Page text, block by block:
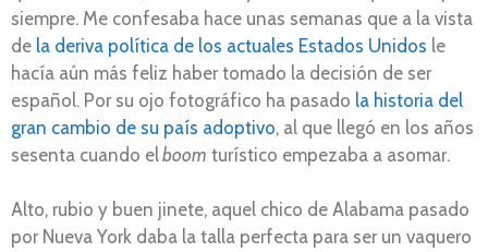
siempre. Me confesaba hace unas semanas que a la vista
de la deriva política de los actuales Estados Unidos le
hacía aún más feliz haber tomado la decisión de ser
español. Por su ojo fotográfico ha pasado la historia del
gran cambio de su país adoptivo, al que llegó en los años
sesenta cuando elboom turístico empezaba a asomar.
Alto, rubio y buen jinete, aquel chico de Alabama pasado
por Nueva York daba la talla perfecta para ser un vaquero